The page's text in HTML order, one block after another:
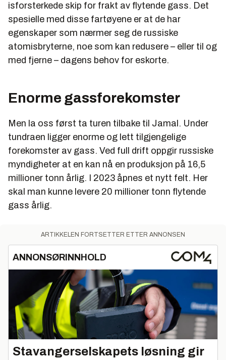
isforsterkede skip for frakt av flytende gass. Det
spesielle med disse fartøyene er at de har
egenskaper som nærmer seg de russiske
atomisbryterne, noe som kan redusere – eller til og
med fjerne – dagens behov for eskorte.
Enorme gassforekomster
Men la oss først ta turen tilbake til Jamal. Under
tundraen ligger enorme og lett tilgjengelige
forekomster av gass. Ved full drift oppgir russiske
myndigheter at en kan nå en produksjon på 16,5
millioner tonn årlig. I 2023 åpnes et nytt felt. Her
skal man kunne levere 20 millioner tonn flytende
gass årlig.
ARTIKKELEN FORTSETTER ETTER ANNONSEN
ANNONSØRINNHOLD
Stavangerselskapets løsning gir